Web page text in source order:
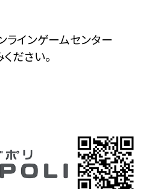
インゲームセンター
ださい。